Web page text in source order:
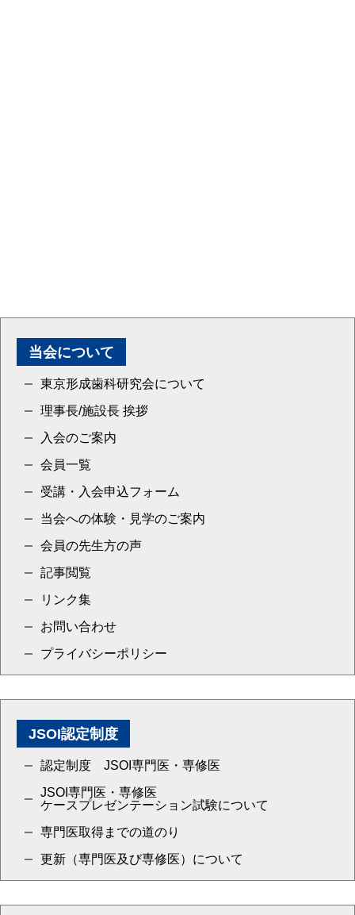
当会について
東京形成歯科研究会について
理事長/施設長 挨拶
入会のご案内
会員一覧
受講・入会申込フォーム
当会への体験・見学のご案内
会員の先生方の声
記事閲覧
リンク集
お問い合わせ
プライバシーポリシー
JSOI認定制度
認定制度 JSOI専門医・専修医
JSOI専門医・専修医
ケースプレゼンテーション試験について
専門医取得までの道のり
更新（専門医及び専修医）について